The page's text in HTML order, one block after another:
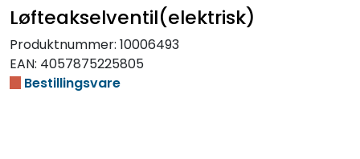
Løfteakselventil(elektrisk)
Produktnummer: 10006493
EAN: 4057875225805
Bestillingsvare
PÅBYGG OG CHASSIS
SIKKERHET